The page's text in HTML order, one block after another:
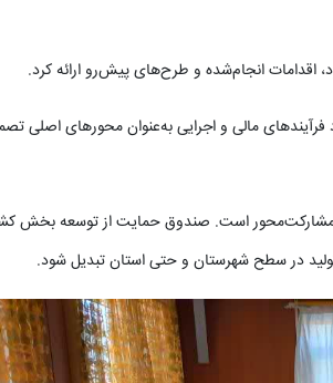
اقدامات انجام‌شده و طرح‌های پیش‌رو ارائه کرد.
مالی و اجرایی به‌عنوان محورهای اصلی
مشارکت‌محور است. صندوق حمایت از توسعه بخش
در سطح شهرستان و حتی استان تبدیل شود.